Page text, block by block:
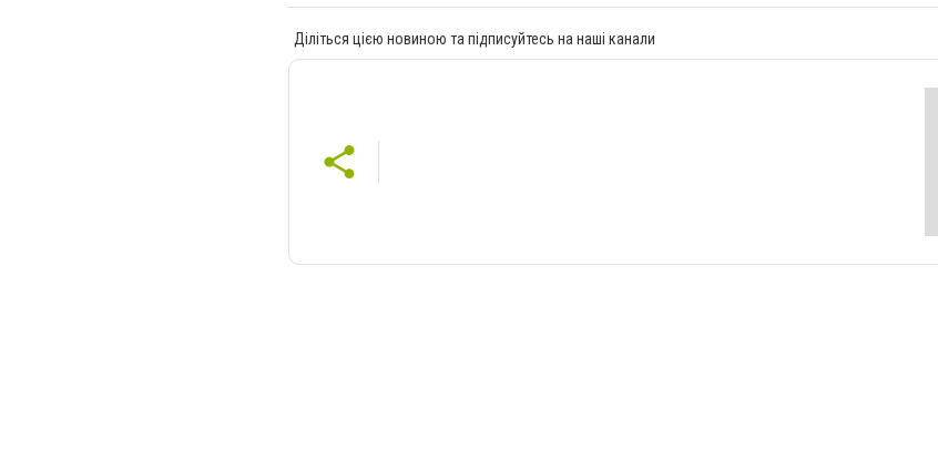
Діліться цією новиною та підписуйтесь на наші канали